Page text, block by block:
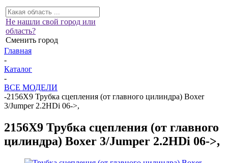
Не нашли свой город или
область?
Сменить город
Главная
-
Каталог
-
ВСЕ МОДЕЛИ
-2156X9 Трубка сцепления (от главного цилиндра) Boxer
3/Jumper 2.2HDi 06->,
2156X9 Трубка сцепления (от главного
цилиндра) Boxer 3/Jumper 2.2HDi 06->,